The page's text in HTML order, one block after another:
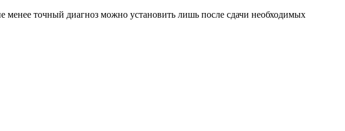
точный диагноз можно установить лишь после сдачи необходимых